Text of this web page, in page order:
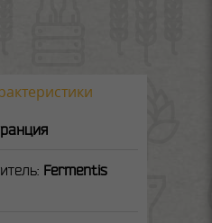
Fermentis